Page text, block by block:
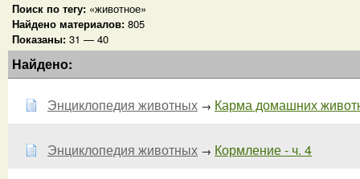
Поиск по тегу: «животное»
Найдено материалов: 805
Показаны: 31 — 40
Найдено:
Энциклопедия животных → Карма домашних
Энциклопедия животных → Кормление - ч. 4